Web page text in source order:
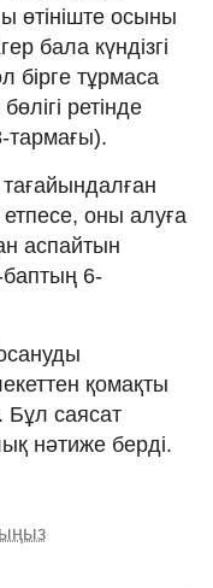
өтініште осыны
бала күндізгі
бірге тұрмаса
ретінде
тармағы).
оны алуға
аспайтын
6-
қомақты
Бұл саясат
нәтиже берді.